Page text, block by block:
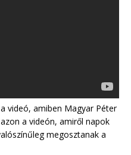
videó, amiben Magyar Péter
a videón, amiről napok
megosztanak a